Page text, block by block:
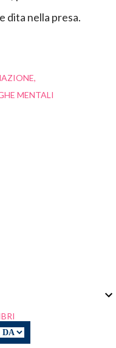
dita nella presa.
MENTALI